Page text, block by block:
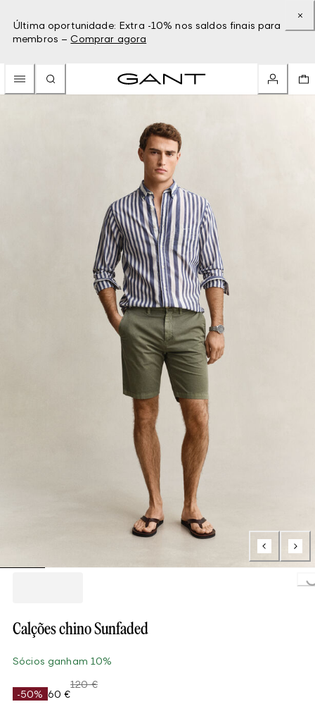
Última oportunidade: Extra -10% nos saldos finais para
membros – Comprar agora
Calções chino Sunfaded
Sócios ganham 10%
-50% 60 €
120 €